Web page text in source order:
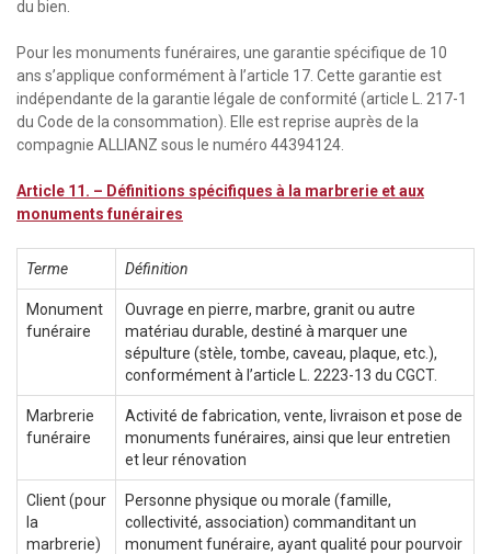
du bien.
Pour les monuments funéraires, une garantie spécifique de 10
ans s’applique conformément à l’article 17. Cette garantie est
indépendante de la garantie légale de conformité (article L. 217-1
du Code de la consommation). Elle est reprise auprès de la
compagnie ALLIANZ sous le numéro 44394124.
Article 11. – Définitions spécifiques à la marbrerie et aux
monuments funéraires
Terme Définition
Monument
funéraire
Ouvrage en pierre, marbre, granit ou autre
matériau durable, destiné à marquer une
sépulture (stèle, tombe, caveau, plaque, etc.),
conformément à l’article L. 2223-13 du CGCT.
Marbrerie
funéraire
Activité de fabrication, vente, livraison et pose de
monuments funéraires, ainsi que leur entretien
et leur rénovation
Client (pour
la
marbrerie)
Personne physique ou morale (famille,
collectivité, association) commanditant un
monument funéraire, ayant qualité pour pourvoir